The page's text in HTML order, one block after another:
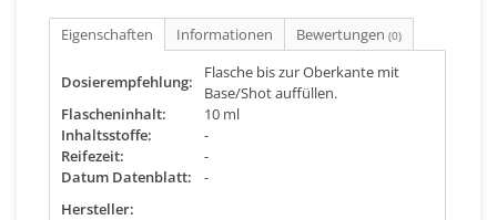
Eigenschaften Informationen Bewertungen (0)
Dosierempfehlung:
Flasche bis zur Oberkante mit
Base/Shot auffüllen.
Flascheninhalt:
10 ml
Inhaltsstoffe:
-
Reifezeit:
-
Datum Datenblatt:
-
Hersteller: